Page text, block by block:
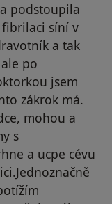
podstoupila
síní v
a tak
po
jsem
zákrok má.
mohou a
s
a ucpe cévu